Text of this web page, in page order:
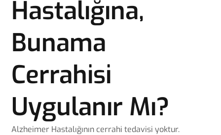
Hastalığına,
Bunama
Cerrahisi
Uygulanır Mı?
Alzheimer Hastalığının cerrahi tedavisi yoktur.